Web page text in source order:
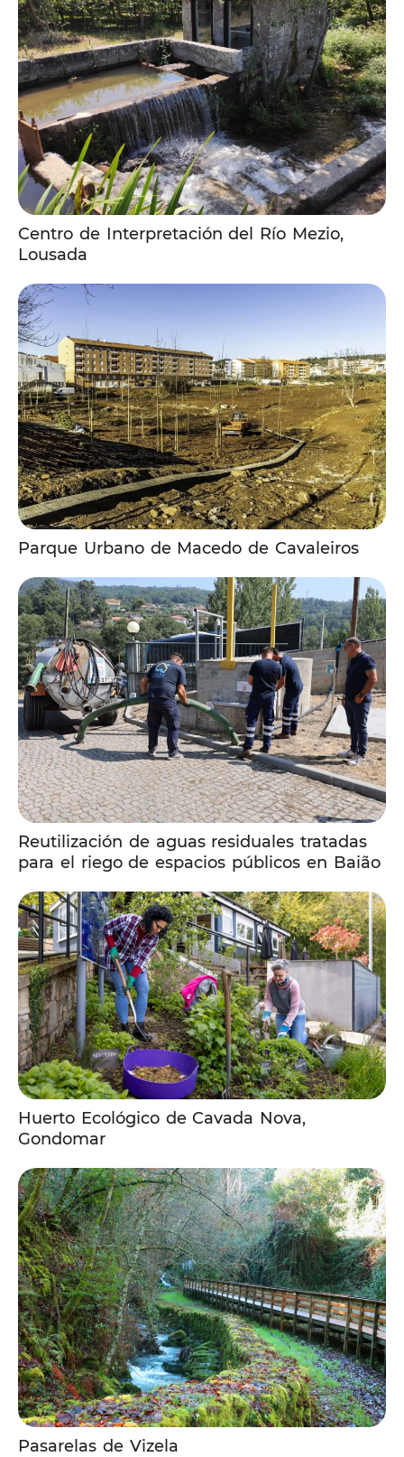
Centro de Interpretación del Río Mezio,
Lousada
Parque Urbano de Macedo de Cavaleiros
Reutilización de aguas residuales tratadas
para el riego de espacios públicos en Baião
Huerto Ecológico de Cavada Nova,
Gondomar
Pasarelas de Vizela